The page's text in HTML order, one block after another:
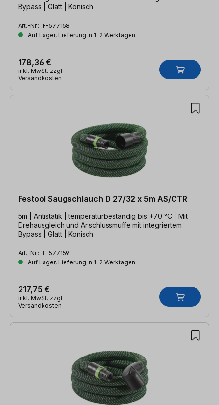
Bypass | Glatt | Konisch
Art.-Nr.: F-577158
Auf Lager, Lieferung in 1-2 Werktagen
178,36 €
inkl. MwSt. zzgl.
Versandkosten
Festool Saugschlauch D 27/32 x 5m AS/CTR
5m | Antistatik | temperaturbeständig bis +70 °C | Mit
Drehausgleich und Anschlussmuffe mit integriertem
Bypass | Glatt | Konisch
Art.-Nr.: F-577159
Auf Lager, Lieferung in 1-2 Werktagen
217,75 €
inkl. MwSt. zzgl.
Versandkosten